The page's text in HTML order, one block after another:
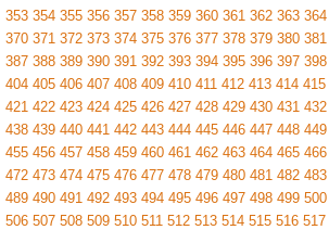
353 354 355 356 357 358 359 360 361 362 363 364
370 371 372 373 374 375 376 377 378 379 380 381
387 388 389 390 391 392 393 394 395 396 397 398
404 405 406 407 408 409 410 411 412 413 414 415
421 422 423 424 425 426 427 428 429 430 431 432
438 439 440 441 442 443 444 445 446 447 448 449
455 456 457 458 459 460 461 462 463 464 465 466
472 473 474 475 476 477 478 479 480 481 482 483
489 490 491 492 493 494 495 496 497 498 499 500
506 507 508 509 510 511 512 513 514 515 516 517